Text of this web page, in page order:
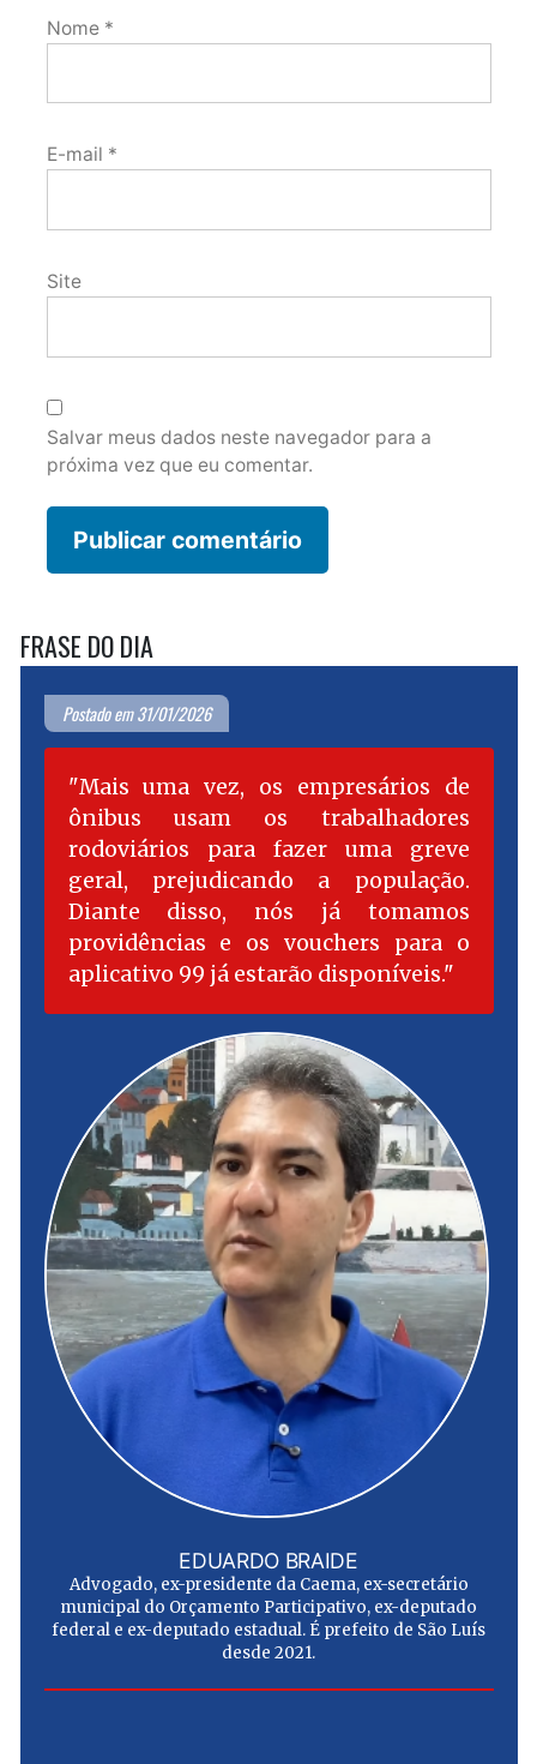
Nome *
E-mail *
Site
Salvar meus dados neste navegador para a
próxima vez que eu comentar.
FRASE DO DIA
Postado em 31/01/2026
Mais uma vez, os empresários de
ônibus usam os trabalhadores
rodoviários para fazer uma greve
geral, prejudicando a população.
Diante disso, nós já tomamos
providências e os vouchers para o
aplicativo 99 já estarão disponíveis.
EDUARDO BRAIDE
Advogado, ex-presidente da Caema, ex-secretário
municipal do Orçamento Participativo, ex-deputado
federal e ex-deputado estadual. É prefeito de São Luís
desde 2021.